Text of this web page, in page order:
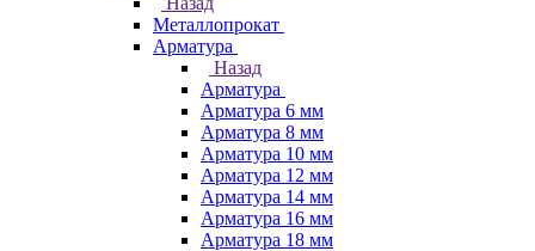
Металлопрокат
Арматура
Назад
Арматура
Арматура 6 мм
Арматура 8 мм
Арматура 10 мм
Арматура 12 мм
Арматура 14 мм
Арматура 16 мм
Арматура 18 мм